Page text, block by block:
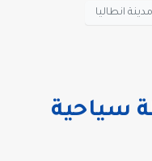
مدينة انطاليا
سياحية